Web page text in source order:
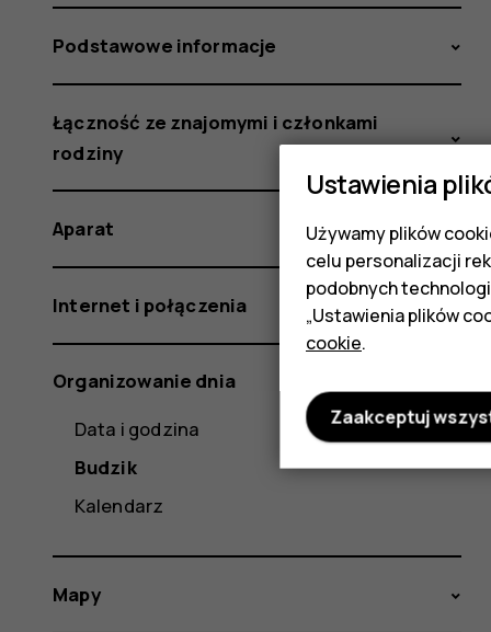
Podstawowe informacje
Łączność ze znajomymi i członkami
rodziny
Aparat
Internet i połączenia
Organizowanie dnia
Data i godzina
Budzik
Kalendarz
Mapy
Ustawienia
Używamy plików
celu personalizacji
podobnych
„Ustawienia plików
cookie.
Zaakceptuj